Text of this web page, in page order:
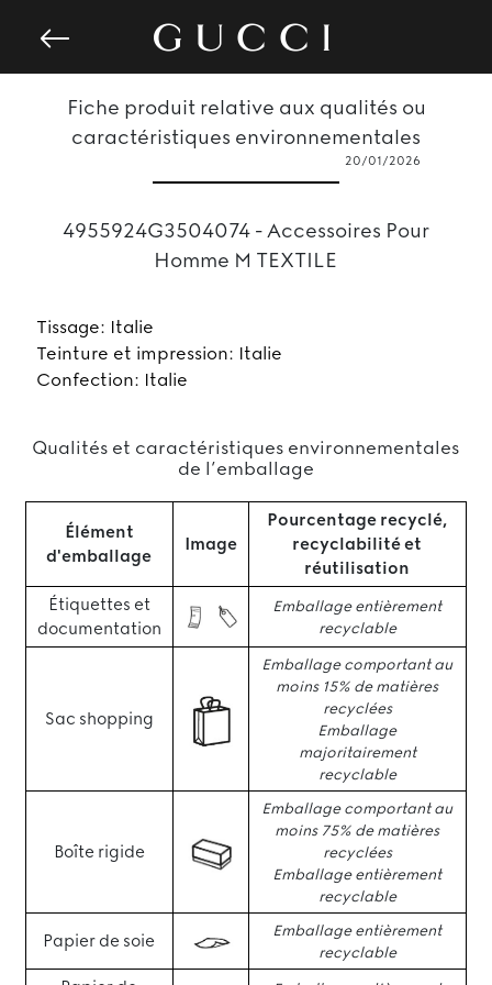
Fiche produit relative aux qualités ou
caractéristiques environnementales
20/01/2026
4955924G3504074 - Accessoires Pour
Homme M TEXTILE
Tissage: Italie
Teinture et impression: Italie
Confection: Italie
Qualités et caractéristiques environnementales
de l’emballage
Élément
d'emballage
Image
Pourcentage recyclé,
recyclabilité et
réutilisation
Étiquettes et
documentation
Emballage entièrement
recyclable
Sac shopping
Emballage comportant au
moins 15% de matières
recyclées
Emballage
majoritairement
recyclable
Boîte rigide
Emballage comportant au
moins 75% de matières
recyclées
Emballage entièrement
recyclable
Papier de soie
Emballage entièrement
recyclable